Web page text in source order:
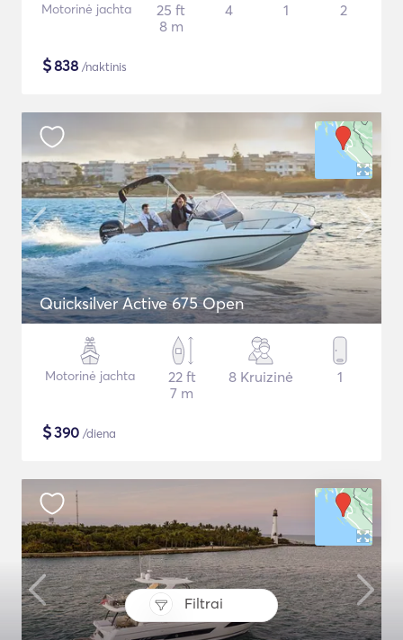
Filtrai
Motorinė jachta
25 ft
8 m
4 1 2
$838 /naktinis
Quicksilver Active 675 Open
Motorinė jachta
22 ft
7 m
8 Kruizinė 1
$390 /diena